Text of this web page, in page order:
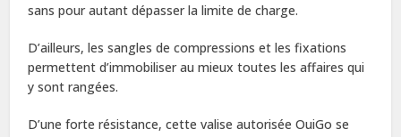
sans pour autant dépasser la limite de charge.
D’ailleurs, les sangles de compressions et les fixations
permettent d’immobiliser au mieux toutes les affaires qui
y sont rangées.
D’une forte résistance, cette valise autorisée OuiGo se